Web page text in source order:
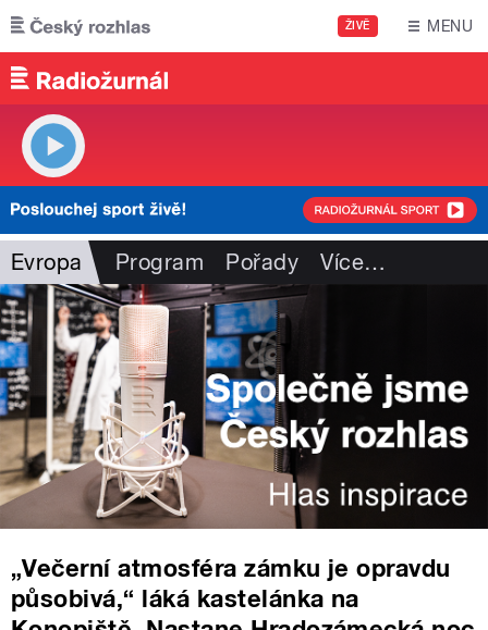
Přejít k hlavnímu obsahu
ŽIVĚ MENU
Evropa Program Pořady Více…
„Večerní atmosféra zámku je opravdu
působivá,“ láká kastelánka na